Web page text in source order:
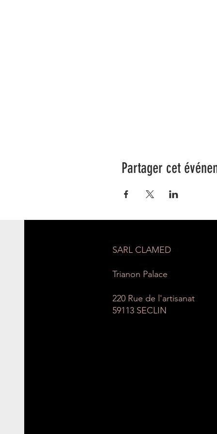
Partager cet
SARL CLAMED
Trianon Palace
220 Rue de l'artisanat
59113 SECLIN